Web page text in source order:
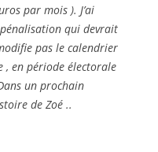
par mois ). J’ai
qui devrait
pas le calendrier
, en période électorale
un prochain
de Zoé ..